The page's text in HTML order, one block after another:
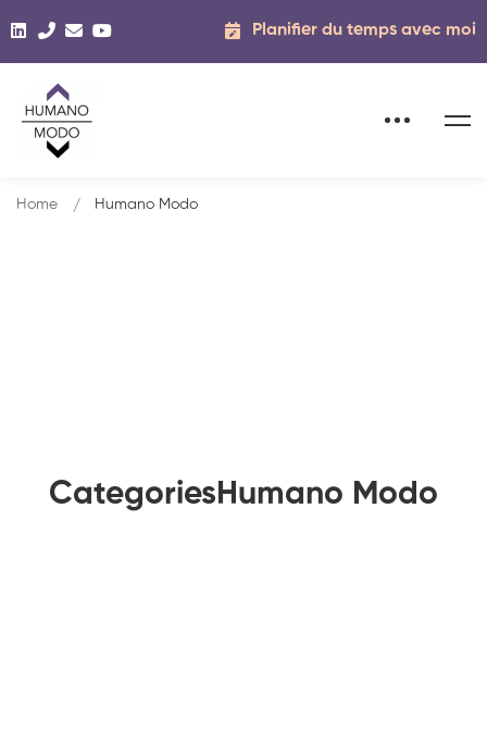
Planifier du temps avec moi
CategoriesHumano Modo
Home Humano Modo